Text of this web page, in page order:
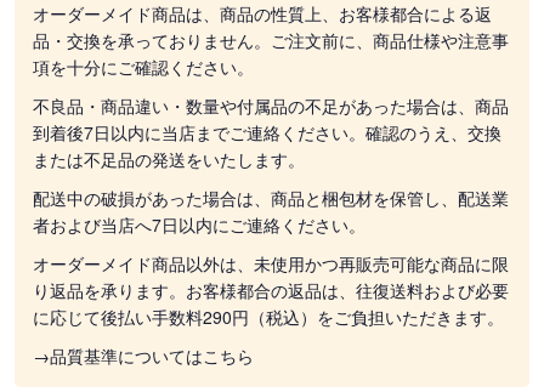
オーダーメイド商品は、商品の性質上、お客様都合による返
品・交換を承っておりません。ご注文前に、商品仕様や注意事
項を十分にご確認ください。
不良品・商品違い・数量や付属品の不足があった場合は、商品
到着後7日以内に当店までご連絡ください。確認のうえ、交換
または不足品の発送をいたします。
配送中の破損があった場合は、商品と梱包材を保管し、配送業
者および当店へ7日以内にご連絡ください。
オーダーメイド商品以外は、未使用かつ再販売可能な商品に限
り返品を承ります。お客様都合の返品は、往復送料および必要
に応じて後払い手数料290円（税込）をご負担いただきます。
→品質基準についてはこちら